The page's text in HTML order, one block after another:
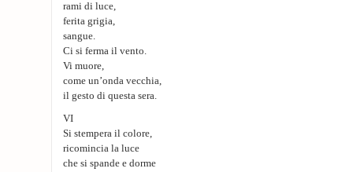
rami di luce,
ferita grigia,
sangue.
Ci si ferma il vento.
Vi muore,
come un’onda vecchia,
il gesto di questa sera.
VI
Si stempera il colore,
ricomincia la luce
che si spande e dorme